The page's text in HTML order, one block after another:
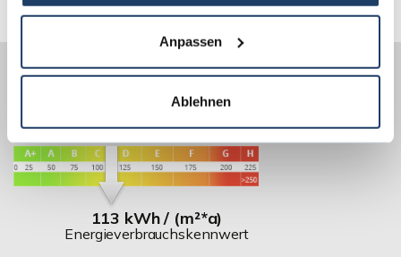
Anpassen
Ablehnen
Energieausweis (Verbrauchsausweis)
113 kWh / (m²*a)
Energieverbrauchskennwert